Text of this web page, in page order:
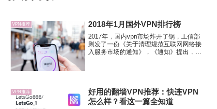
VPN推荐 2018年1月国外VPN排行榜
2017年，国内vpn市场炸开了锅，工信部
则发了一份《关于清理规范互联网网络接
入服务市场的通知》，《通知》提出，未
VPN推荐
好用的翻墙VPN推荐：快连VPN
怎么样？看这一篇全知道